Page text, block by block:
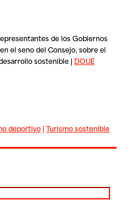
de los Gobiernos
el seno del Consejo, sobre el
sostenible | DOUE
deportivo| Turismo sostenible